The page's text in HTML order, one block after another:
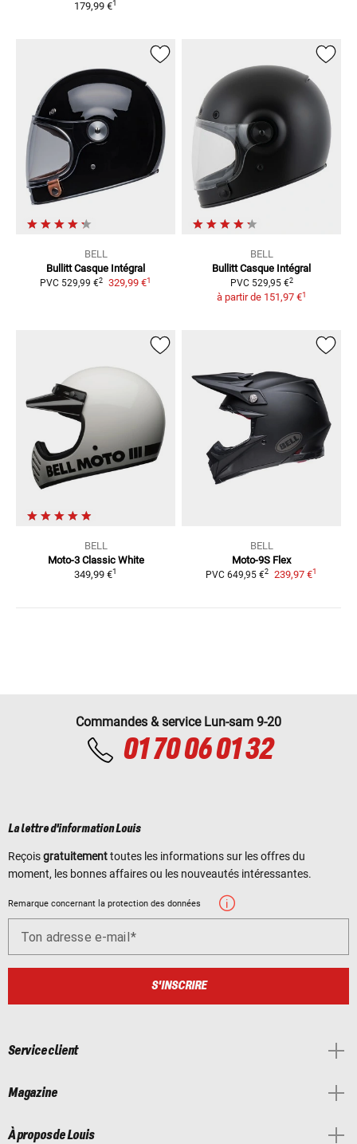
179,99 €1
BELL
Bullitt Casque Intégral
PVC 529,99 €2 329,99 €1
BELL
Bullitt Casque Intégral
PVC 529,95 €2
à partir de 151,97 €1
BELL
Moto-3 Classic White
349,99 €1
BELL
Moto-9S Flex
PVC 649,95 €2 239,97 €1
Commandes & service Lun-sam 9-20
01 70 06 01 32
La lettre d'information Louis
Reçoisgratuitementtoutes les informations sur les offres du
moment, les bonnes affaires ou les nouveautés intéressantes.
Remarque concernant la protection des données
Ton adresse e-mail
S'INSCRIRE
Service client
Magazine
À propos de Louis